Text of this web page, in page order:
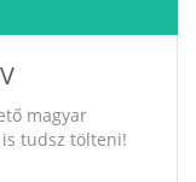
magyar
tudsz tölteni!